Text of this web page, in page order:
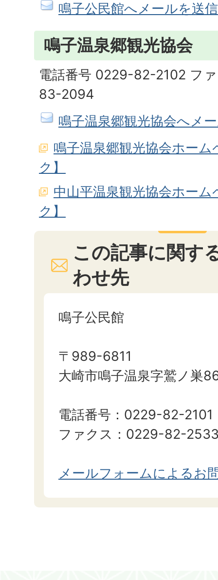
鳴子公民館へメールを送信
鳴子温泉郷観光協会
電話番号 0229-82-2102 フ
83-2094
鳴子温泉郷観光協会へメ
鳴子温泉郷観光協会ホー
ク】
中山平温泉観光協会ホー
ク】
この記事に関す
わせ先
鳴子公民館
〒989-6811
大崎市鳴子温泉字鷲ノ巣
電話番号：0229-82-2101
ファクス：0229-82-
メールフォームによるお